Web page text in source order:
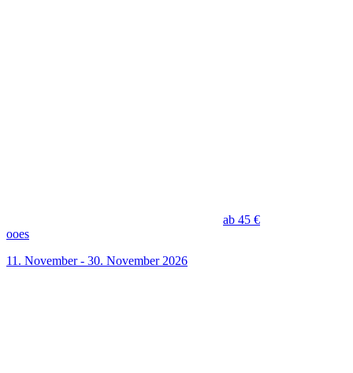
ab 45 €
ooes
11. November - 30. November 2026